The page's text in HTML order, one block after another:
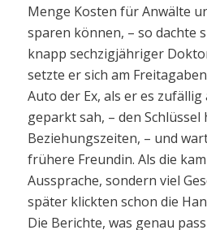
Menge Kosten für Anwälte
sparen können, – so dachte
knapp sechzigjähriger
setzte er sich am
Auto der Ex, als er es
geparkt sah, – den
Beziehungszeiten, – und
frühere Freundin. Als die
Aussprache, sondern viel
später klickten schon die
Die Berichte, was genau